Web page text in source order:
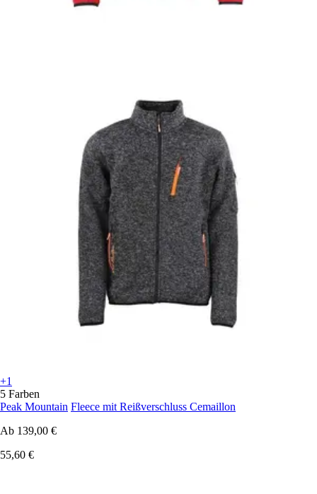
+1
5 Farben
Peak Mountain Fleece mit Reißverschluss Cemaillon
Ab 139,00 €
55,60 €